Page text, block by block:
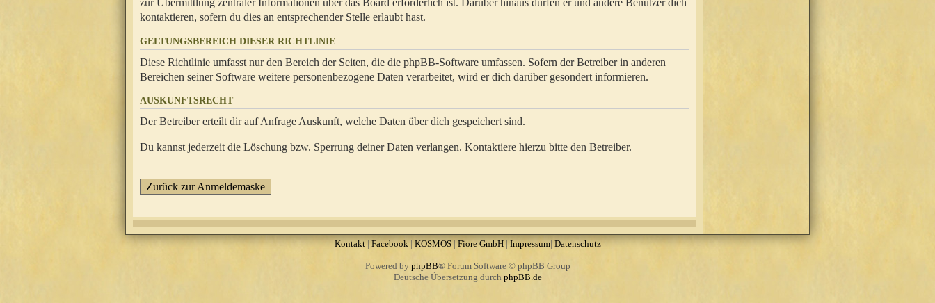
zur Übermittlung zentraler Informationen über das Board erforderlich ist. Darüber hinaus dürfen er und andere Benutzer dich
kontaktieren, sofern du dies an entsprechender Stelle erlaubt hast.
GELTUNGSBEREICH DIESER RICHTLINIE
Diese Richtlinie umfasst nur den Bereich der Seiten, die die phpBB-Software umfassen. Sofern der Betreiber in anderen
Bereichen seiner Software weitere personenbezogene Daten verarbeitet, wird er dich darüber gesondert informieren.
AUSKUNFTSRECHT
Der Betreiber erteilt dir auf Anfrage Auskunft, welche Daten über dich gespeichert sind.
Du kannst jederzeit die Löschung bzw. Sperrung deiner Daten verlangen. Kontaktiere hierzu bitte den Betreiber.
Zurück zur Anmeldemaske
Kontakt| Facebook|KOSMOS| Fiore GmbH| Impressum|Datenschutz
Powered by phpBB® Forum Software © phpBB Group
Deutsche Übersetzung durch phpBB.de